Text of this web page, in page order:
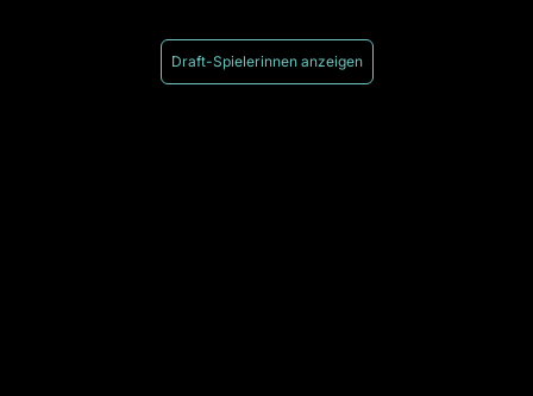
Draft-Spielerinnen anzeigen